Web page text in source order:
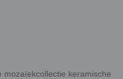
mozaïekcollectie keramische